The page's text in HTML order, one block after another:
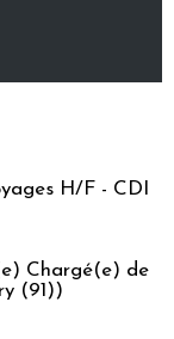
H/F - CDI
Chargé(e) de
(91))